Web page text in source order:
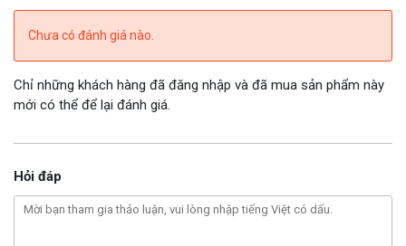
Địa chỉ mua máy bộ đàm tại Huế
Không chỉ cung cấp đa dạng các model sản phẩm máy bộ
đàm Motorola chính hãng, Huế camera còn cập nhật liên tục
báo giá bộ đàm Motorola giá rẻ, chi tiết tính năng, ứng dụng
cụ thể. Điều này giúp khách hàng có thể dễ dàng lựa chọn ra
Chưa có đánh giá nào.
Chỉ những khách hàng đã đăng nhập và đã mua sản phẩm này
mới có thể để lại đánh giá.
Hỏi đáp